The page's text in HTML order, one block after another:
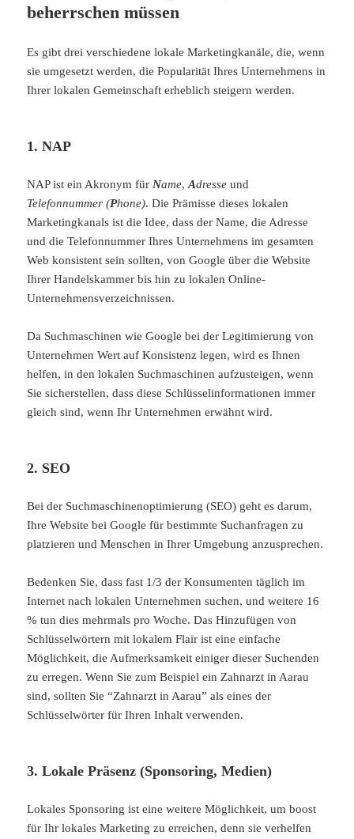
beherrschen müssen
Es gibt drei verschiedene lokale Marketingkanäle, die, wenn
sie umgesetzt werden,diePopularität Ihres Unternehmens in
Ihrer lokalen Gemeinschaft erheblich steigern werden.
1. NAP
NAP ist ein Akronym für Name,Adresseund
Telefonnummer (Phone). Die Prämisse dieses lokalen
Marketingkanals ist die Idee, dassderName, die Adresse
und die Telefonnummer Ihres Unternehmens im gesamten
Web konsistent sein sollten, von Google über die Website
Ihrer Handelskammer bis hin zu lokalen Online-
Unternehmensverzeichnissen.
Da Suchmaschinen wie Google bei der Legitimierung von
Unternehmen Wert auf Konsistenz legen, wird es Ihnen
helfen, in den lokalen Suchmaschinen aufzusteigen, wenn
Sie sicherstellen, dass diese Schlüsselinformationen immer
gleich sind, wenn Ihr Unternehmen erwähnt wird.
2. SEO
Bei der Suchmaschinenoptimierung (SEO) geht es darum,
Ihre Website bei Google für bestimmte Suchanfragen zu
platzieren und Menschen in Ihrer Umgebung anzusprechen.
Bedenken Sie, dass fast 1/3 der Konsumenten täglich im
Internet nach lokalen Unternehmen suchen, und weitere 16
% tun dies mehrmals pro Woche. Das Hinzufügen von
Schlüsselwörtern mit lokalem Flair ist eine einfache
Möglichkeit, die Aufmerksamkeit einiger dieser Suchenden
zu erregen. Wenn Sie zum Beispiel ein Zahnarzt in Aarau
sind, sollten Sie“Zahnarzt in Aarau” als eines der
Schlüsselwörter für Ihren Inhalt verwenden.
3. Lokale Präsenz (Sponsoring, Medien)
Lokales Sponsoring ist eine weitere Möglichkeit, umboost
für Ihr lokales Marketing zu erreichen, denn sie verhelfen